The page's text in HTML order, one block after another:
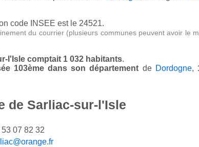
code INSEE est le 24521.
du courrier (plusieurs communes peuvent avoir le
l'Isle comptait 1 032 habitants.
103ème dans son département de Dordogne,
de Sarliac-sur-l'Isle
07 82 32